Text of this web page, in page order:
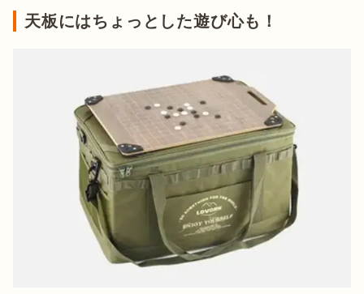
天板にはちょっとした遊び心も！